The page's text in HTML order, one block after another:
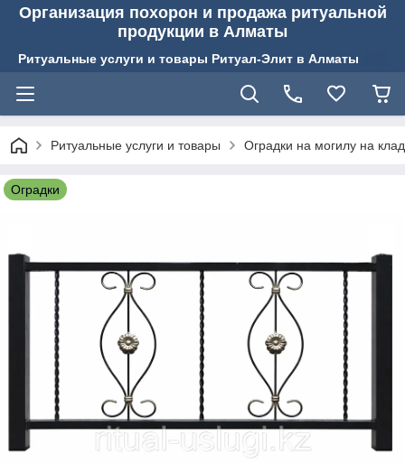
Организация похорон и продажа ритуальной
продукции в Алматы
Ритуальные услуги и товары Ритуал-Элит в Алматы
Ритуальные услуги и товары Оградки на могилу на
Оградки